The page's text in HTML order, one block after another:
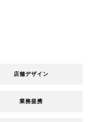
店舗デザイン
業務提携